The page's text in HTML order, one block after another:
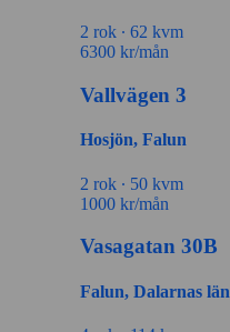
2 rok ∙ 62 kvm
6300 kr/mån
Vallvägen 3
Hosjön, Falun
2 rok ∙ 50 kvm
1000 kr/mån
Vasagatan 30B
Falun, Dalarnas län